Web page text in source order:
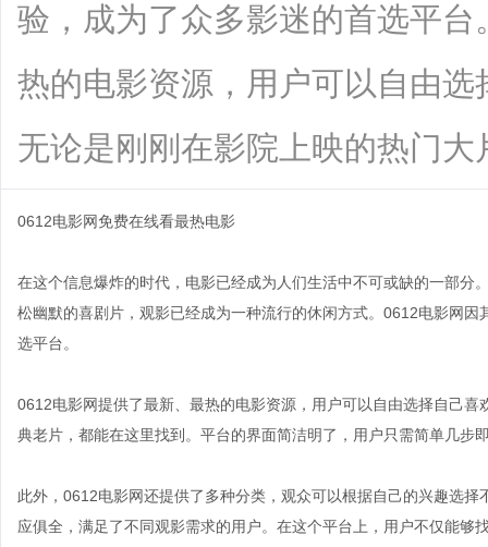
验，成为了众多影迷的首选平
热的电影资源，用户可以自由
无论是刚刚在影院上映的热门大
0612电影网免费在线看最热电影
在这个信息爆炸的时代，电影已经成为人们生活中不可或缺的一部分
松幽默的喜剧片，观影已经成为一种流行的休闲方式。0612电影网
选平台。
0612电影网提供了最新、最热的电影资源，用户可以自由选择自己
典老片，都能在这里找到。平台的界面简洁明了，用户只需简单几步
此外，0612电影网还提供了多种分类，观众可以根据自己的兴趣选
应俱全，满足了不同观影需求的用户。在这个平台上，用户不仅能